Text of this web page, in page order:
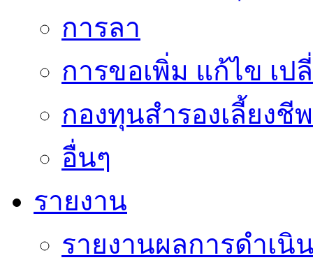
การลา
การขอเพิ่ม แก้ไข เ
กองทุนสำรองเลี้ยงชีพ
อื่นๆ
รายงาน
รายงานผลการดำเนิ